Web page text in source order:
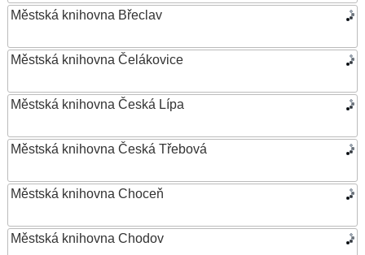
Městská knihovna Břeclav
Městská knihovna Čelákovice
Městská knihovna Česká Lípa
Městská knihovna Česká Třebová
Městská knihovna Choceň
Městská knihovna Chodov